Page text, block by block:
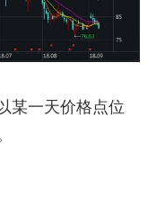
某一天价格点位